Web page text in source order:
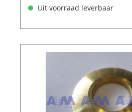
Uit voorraad leverbaar